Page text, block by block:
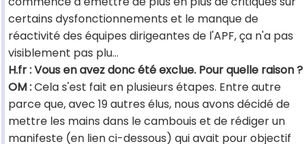
certains dysfonctionnements et le manque de
réactivité des équipes dirigeantes de l'APF, ça n'a pas
visiblement pas plu…
H.fr : Vous en avez donc été exclue. Pour quelle raison ?
OM :Cela s'est fait en plusieurs étapes. Entre autre
parce que, avec 19 autres élus, nous avons décidé de
mettre les mains dans le cambouis et de rédiger un
manifeste (en lien ci-dessous) qui avait pour objectif